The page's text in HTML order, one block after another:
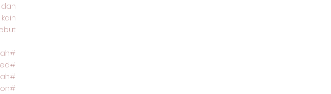
#kaingamismurah
#kainkatuncombed
#kaincottonmurah
#kainkatuncotton